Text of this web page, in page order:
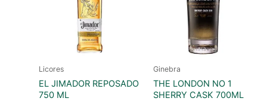
Licores
EL JIMADOR REPOSADO
750 ML
Ginebra
THE LONDON NO 1
SHERRY CASK 700ML